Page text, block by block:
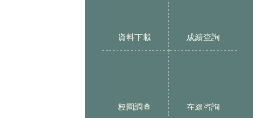
資料下載 成績查詢
校園調查 在線咨詢